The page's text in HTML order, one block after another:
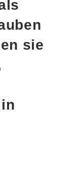
sie